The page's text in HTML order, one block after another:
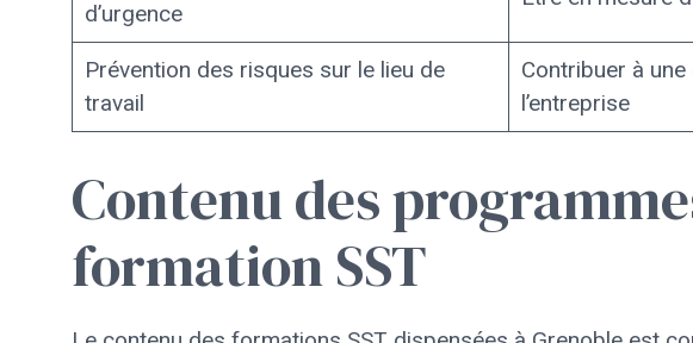
d’urgence
Prévention des risques sur le lieu de
travail
Contribuer à
l’entreprise
Contenu des
formation SST